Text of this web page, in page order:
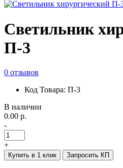
Светильник
П-3
0 отзывов
Код Товара: П-3
В наличии
0.00 р.
-
+
Купить в 1 клик Запросить КП